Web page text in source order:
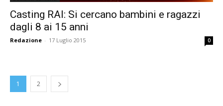
Casting RAI: Si cercano bambini e ragazzi
dagli 8 ai 15 anni
Redazione - 17 Luglio 2015 0
1 2